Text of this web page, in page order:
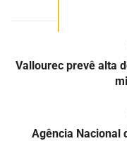
Vallourec prevê alta
Agência Nacional